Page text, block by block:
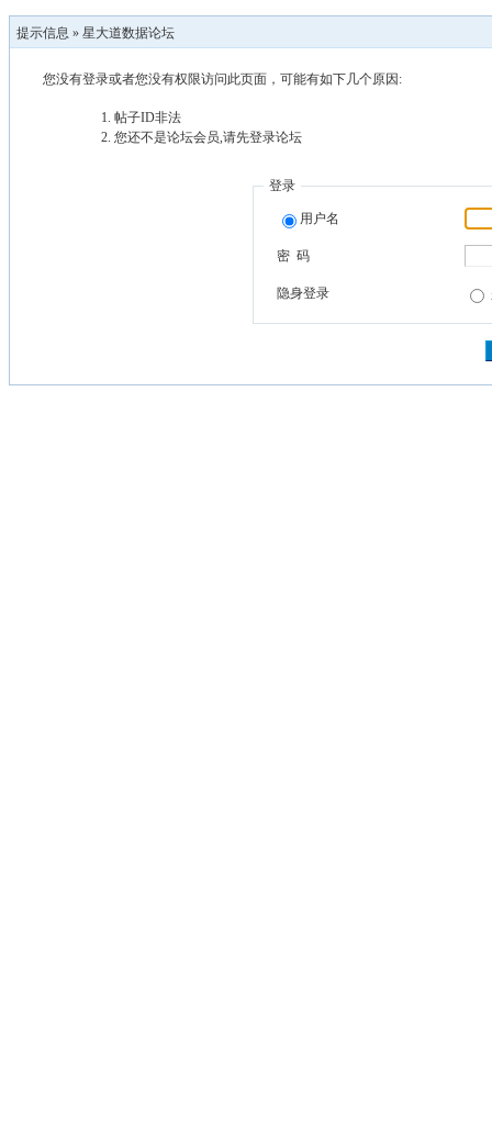
提示信息 » 星大道数据论坛
您没有登录或者您没有权限访问此页面，可能有如下几个原因:
帖子ID非法
您还不是论坛会员,请先登录论坛
登录
用户名
密 码
隐身登录